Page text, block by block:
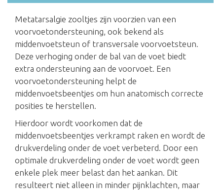
Metatarsalgie zooltjes zijn voorzien van een
voorvoetondersteuning, ook bekend als
middenvoetsteun of transversale voorvoetsteun.
Deze verhoging onder de bal van de voet biedt
extra ondersteuning aan de voorvoet. Een
voorvoetondersteuning helpt de
middenvoetsbeentjes om hun anatomisch correcte
posities te herstellen.
Hierdoor wordt voorkomen dat de
middenvoetsbeentjes verkrampt raken en wordt de
drukverdeling onder de voet verbeterd. Door een
optimale drukverdeling onder de voet wordt geen
enkele plek meer belast dan het aankan. Dit
resulteert niet alleen in minder pijnklachten, maar